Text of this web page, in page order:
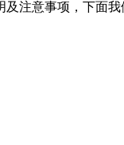
注意事项，下面